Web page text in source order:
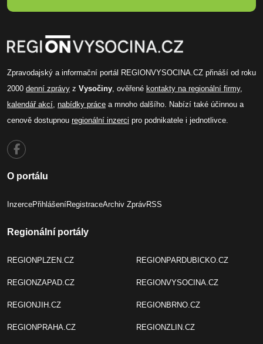
Zpravodajský a informační portál REGIONVYSOCINA.CZ přináší od roku
2000 denní zprávy z Vysočiny , ověřené kontakty na regionální firmy,
kalendář akcí nabídky práce a mnoho dalšího. Nabízí také účinnou a
cenově dostupnou regionální inzerci pro podnikatele i jednotlivce.
O portálu
InzercePřihlášeníRegistraceArchiv ZprávRSS
Regionální portály
REGIONPLZEN.CZ
REGIONZAPAD.CZ
REGIONJIH.CZ
REGIONPRAHA.CZ
REGIONPARDUBICKO.CZ
REGIONVYSOCINA.CZ
REGIONBRNO.CZ
REGIONZLIN.CZ